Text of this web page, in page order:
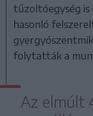
tűzoltóegység is
hasonló
folytatták a
Az elmúlt